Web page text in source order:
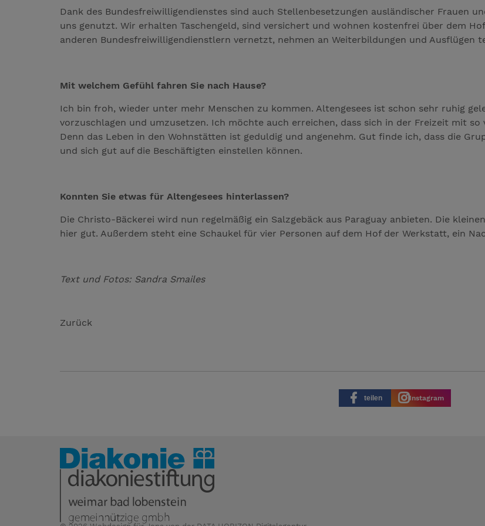
Dank des Bundesfreiwilligendienstes sind auch Stellenbesetzungen ausländischer Frauen
uns genutzt. Wir erhalten Taschengeld, sind versichert und wohnen kostenfrei über dem
anderen Bundesfreiwilligendienstlern vernetzt, nehmen an Weiterbildungen und Ausflügen
Mit welchem Gefühl fahren Sie nach Hause?
Ich bin froh, wieder unter mehr Menschen zu kommen. Altengesees ist schon sehr ruhig
vorzuschlagen und umzusetzen. Ich möchte auch erreichen, dass sich in der Freizeit mit
Denn das Leben in den Wohnstätten ist geduldig und angenehm. Gut finde ich, dass die
und sich gut auf die Beschäftigten einstellen können.
Konnten Sie etwas für Altengesees hinterlassen?
Die Christo-Bäckerei wird nun regelmäßig ein Salzgebäck aus Paraguay anbieten. Die
hier gut. Außerdem steht eine Schaukel für vier Personen auf dem Hof der Werkstatt, ein
Text und Fotos: Sandra Smailes
Zurück
teilen Instagram